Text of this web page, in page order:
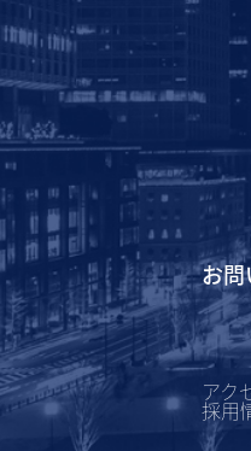
お
アク
採用